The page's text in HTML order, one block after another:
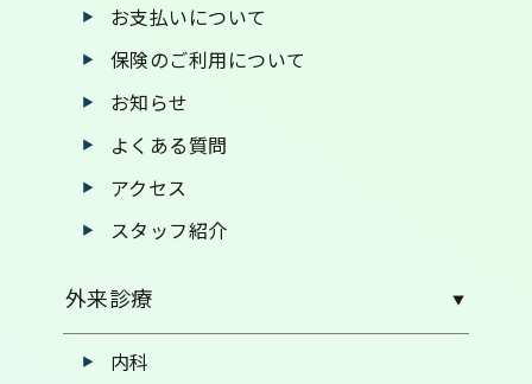
お支払いについて
保険のご利用について
お知らせ
よくある質問
アクセス
スタッフ紹介
外来診療
内科